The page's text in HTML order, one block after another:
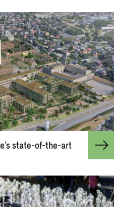
state-of-the-art